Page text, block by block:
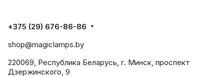
+375 (29) 676-86-86
shop@magiclamps.by
220069, Республика Беларусь, г. Минск, проспект
Дзержинского, 9